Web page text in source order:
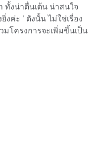
ทั้งน่าตื่นเต้น น่าสนใจ
ค่ะ ’ ดังนั้น ไม่ใช่เรื่อง
มโครงการจะเพิ่มขึ้นเป็น